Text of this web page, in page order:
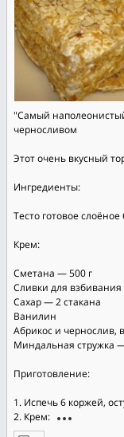
"Самый
черносливом
Этот очень вкусный
Ингредиенты:
Тесто готовое
Крем:
Сметана — 500 г
Сливки для
Сахар — 2 стакана
Ванилин
Абрикос и чернослив,
Миндальная стружка
Приготовление:
1. Испечь 6 коржей,
2. Крем: